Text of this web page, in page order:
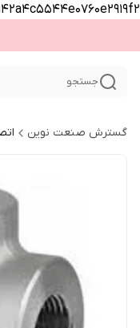
جستجو
گسترش صنعت نوین